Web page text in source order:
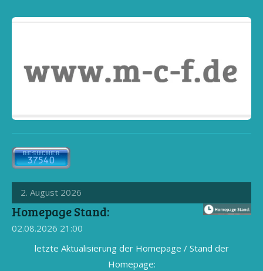
2. August 2026
Homepage Stand:
02.08.2026 21:00
letzte Aktualisierung der Homepage / Stand der
Homepage: